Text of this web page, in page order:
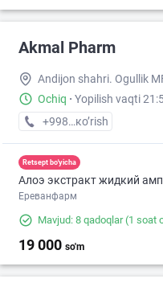
Akmal Pharm
Andijon shahri. Ogullik
Ochiq · Yopilish vaqti
+998 (91) XXX-XX-XX
кo’rish
Retsept bo'yicha
Алоэ экстракт жидкий
Ереванфарм
Mavjud: 8 qadoqlar(1 soat
19 000 so'm